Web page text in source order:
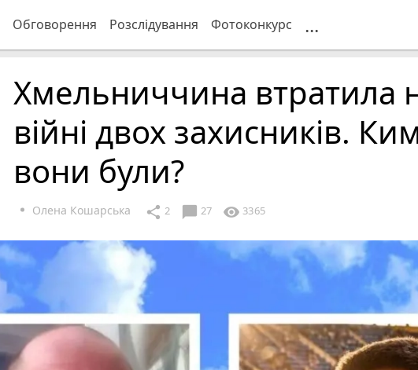
Обговорення Розслідування Фотоконкурс ...
Хмельниччина втратила
війні двох захисників.
вони були?
Олена Кошарська share 2 chat_bubble 27 visibility 3365